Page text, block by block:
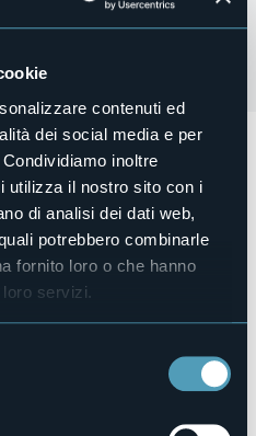
contenuti ed
dei social media e per
inoltre
utilizza il nostro sito con i
di analisi dei dati web,
potrebbero combinarle
fornito loro o che hanno
servizi.
ore 16:00presso Villa Giulia, si
Lago.
di Coro La Piana e Corale